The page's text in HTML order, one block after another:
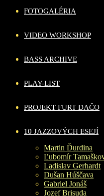
FOTOGALÉRIA
VIDEO WORKSHOP
BASS ARCHIVE
PLAY-LIST
PROJEKT FURT DAČO
10 JAZZOVÝCH ESEJÍ
Martin Ďurdina
Ľubomír
Ladislav Gerhardt
Dušan Húščava
Gabriel Jonáš
Jozef Brisuda